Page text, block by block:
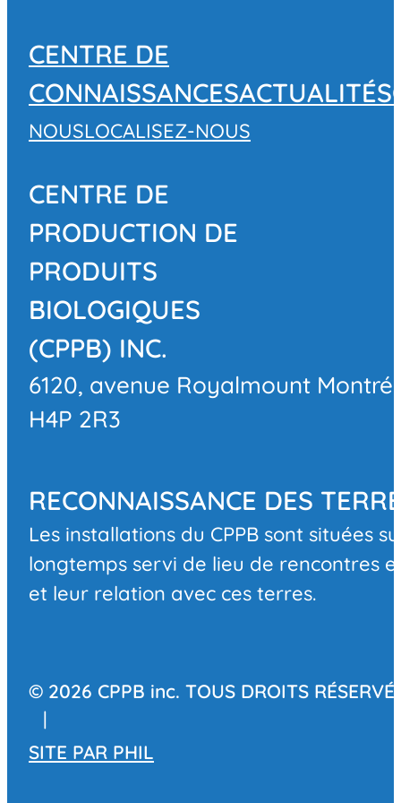
CENTRE DE
CONNAISSANCESACTUALITÉS
NOUSLOCALISEZ-NOUS
CENTRE DE
PRODUCTION DE
PRODUITS
BIOLOGIQUES
(CPPB) INC.
6120, avenue Royalmount
H4P 2R3
RECONNAISSANCE DES
Les installations du CPPB sont situées
longtemps servi de lieu de rencontres
et leur relation avec ces terres.
© 2026 CPPB inc. TOUS DROITS
|
SITE PAR PHIL